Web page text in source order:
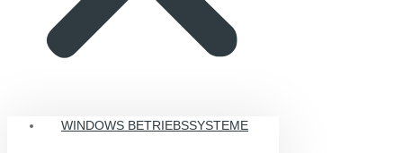
WINDOWS BETRIEBSSYSTEME